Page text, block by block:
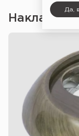
Да,
Накладка